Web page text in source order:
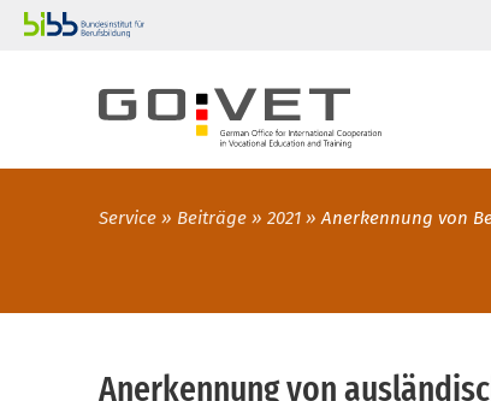
Service Beiträge 2021 Anerkennung von
Anerkennung von